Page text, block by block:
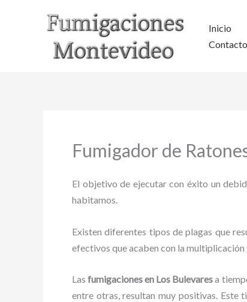
Inicio
Contacto
Fumigador de
El objetivo de ejecutar con éxito un
habitamos.
Existen diferentes tipos de plagas que
efectivos que acaben con la multiplicación
Lasfumigaciones en Los Bulevaresa
entre otras, resultan muy positivas. Este